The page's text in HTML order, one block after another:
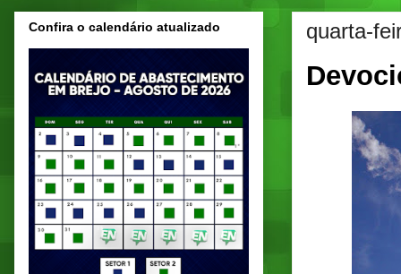
quarta-
Confira o calendário atualizado